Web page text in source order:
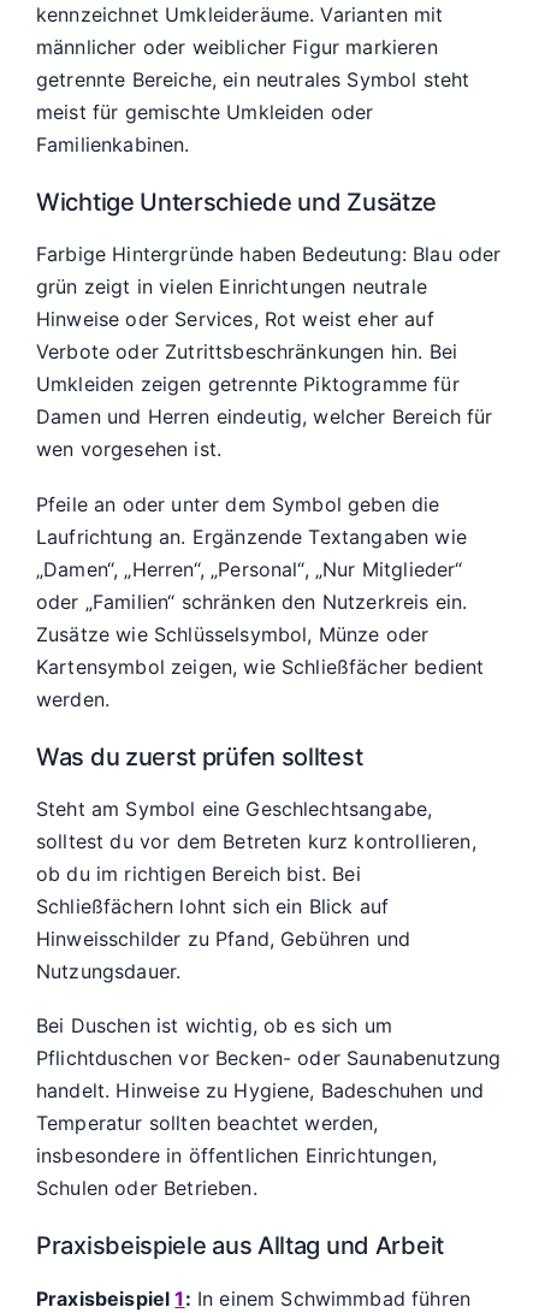
kennzeichnet Umkleideräume. Varianten mit
männlicher oder weiblicher Figur markieren
getrennte Bereiche, ein neutrales Symbol steht
meist für gemischte Umkleiden oder
Familienkabinen.
Wichtige Unterschiede und Zusätze
Farbige Hintergründe haben Bedeutung: Blau oder
grün zeigt in vielen Einrichtungen neutrale
Hinweise oder Services, Rot weist eher auf
Verbote oder Zutrittsbeschränkungen hin. Bei
Umkleiden zeigen getrennte Piktogramme für
Damen und Herren eindeutig, welcher Bereich für
wen vorgesehen ist.
Pfeile an oder unter dem Symbol geben die
Laufrichtung an. Ergänzende Textangaben wie
„Damen“, „Herren“, „Personal“, „Nur Mitglieder“
oder „Familien“ schränken den Nutzerkreis ein.
Zusätze wie Schlüsselsymbol, Münze oder
Kartensymbol zeigen, wie Schließfächer bedient
werden.
Was du zuerst prüfen solltest
Steht am Symbol eine Geschlechtsangabe,
solltest du vor dem Betreten kurz kontrollieren,
ob du im richtigen Bereich bist. Bei
Schließfächern lohnt sich ein Blick auf
Hinweisschilder zu Pfand, Gebühren und
Nutzungsdauer.
Bei Duschen ist wichtig, ob es sich um
Pflichtduschen vor Becken- oder Saunabenutzung
handelt. Hinweise zu Hygiene, Badeschuhen und
Temperatur sollten beachtet werden,
insbesondere in öffentlichen Einrichtungen,
Schulen oder Betrieben.
Praxisbeispiele aus Alltag und Arbeit
Praxisbeispiel1 : In einem Schwimmbad führen